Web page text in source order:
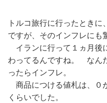
トルコ旅行に行ったとき
ですが、そのインフレにも
イランに行って１ヵ月後
わってるんですね。 な
ったらインフレ。
商品につける値札は、０
くらいでした。